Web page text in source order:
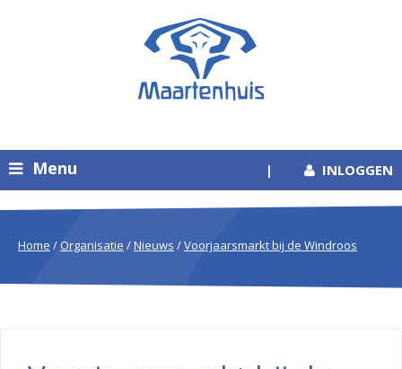
Menu | INLOGGEN
Home /Organisatie /Nieuws /Voorjaarsmarkt bij de Windroos